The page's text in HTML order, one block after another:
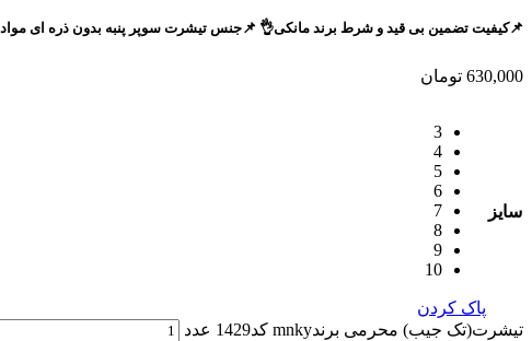
📌کیفیت تضمین بی قید و شرط برند مانکی👌 📌جنس تیشرت سوپر پنبه بدون ذره ای مواد و پلاستیک☺️
630,000 تومان
سایز
3
4
5
6
7
8
9
10
پاک کردن
تیشرت(تک جیب) محرمی برندmnky کد1429 عدد